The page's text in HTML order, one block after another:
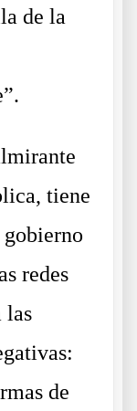
de la
tiene
redes
las
de